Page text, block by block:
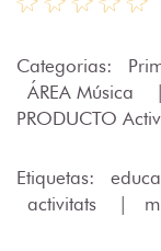
Categorias:
ÁREA Música
|
PRODUCTO
Etiquetas:
activitats
|